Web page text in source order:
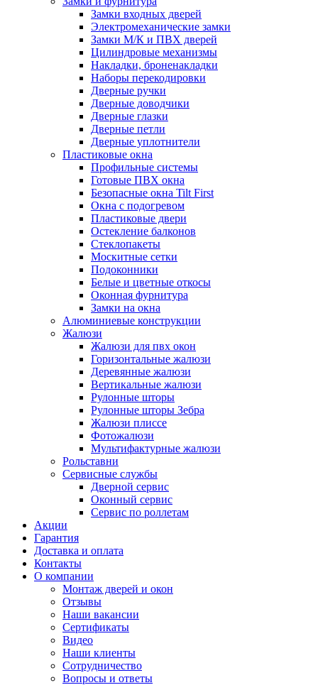
Замки входных дверей
Электромеханические замки
Замки М/К и ПВХ дверей
Цилиндровые механизмы
Накладки, броненакладки
Наборы перекодировки
Дверные ручки
Дверные доводчики
Дверные глазки
Дверные петли
Дверные уплотнители
Пластиковые окна
Профильные системы
Готовые ПВХ окна
Безопасные окна Tilt First
Окна с подогревом
Пластиковые двери
Остекление балконов
Стеклопакеты
Москитные сетки
Подоконники
Белые и цветные откосы
Оконная фурнитура
Замки на окна
Алюминиевые конструкции
Жалюзи
Жалюзи для пвх окон
Горизонтальные жалюзи
Деревянные жалюзи
Вертикальные жалюзи
Рулонные шторы
Рулонные шторы Зебра
Жалюзи плиссе
Фотожалюзи
Мультифактурные жалюзи
Рольставни
Сервисные службы
Дверной сервис
Оконный сервис
Сервис по роллетам
Акции
Гарантия
Доставка и оплата
Контакты
О компании
Монтаж дверей и окон
Отзывы
Наши вакансии
Сертификаты
Видео
Наши клиенты
Сотрудничество
Вопросы и ответы